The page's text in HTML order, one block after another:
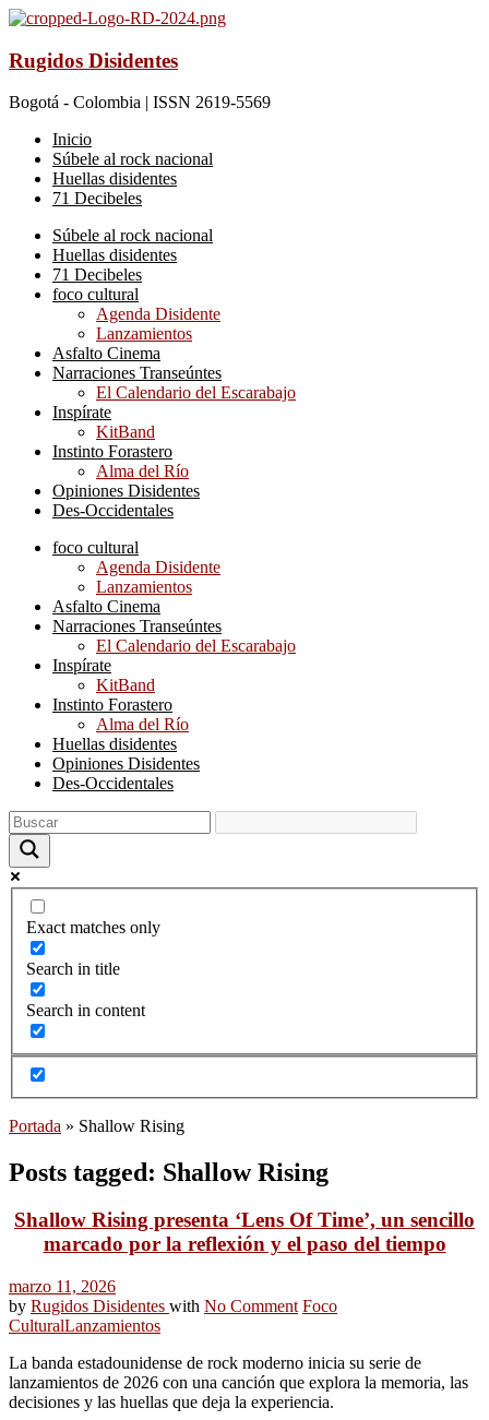
Rugidos Disidentes
Bogotá - Colombia | ISSN 2619-5569
Inicio
Súbele al rock nacional
Huellas disidentes
71 Decibeles
Súbele al rock nacional
Huellas disidentes
71 Decibeles
foco cultural
Agenda Disidente
Lanzamientos
Asfalto Cinema
Narraciones Transeúntes
El Calendario del Escarabajo
Inspírate
KitBand
Instinto Forastero
Alma del Río
Opiniones Disidentes
Des-Occidentales
foco cultural
Agenda Disidente
Lanzamientos
Asfalto Cinema
Narraciones Transeúntes
El Calendario del Escarabajo
Inspírate
KitBand
Instinto Forastero
Alma del Río
Huellas disidentes
Opiniones Disidentes
Des-Occidentales
Exact matches only
Search in title
Search in content
Portada » Shallow Rising
Posts tagged: Shallow Rising
Shallow Rising presenta ‘Lens Of Time’, un sencillo
marcado por la reflexión y el paso del tiempo
marzo 11, 2026
by Rugidos Disidentes with No Comment Foco
CulturalLanzamientos
La banda estadounidense de rock moderno inicia su serie de
lanzamientos de 2026 con una canción que explora la memoria, las
decisiones y las huellas que deja la experiencia.